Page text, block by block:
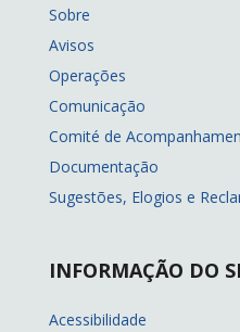
Sobre
Avisos
Operações
Comunicação
Comité de
Documentação
Sugestões, Elogios e
INFORMAÇÃO DO
Acessibilidade